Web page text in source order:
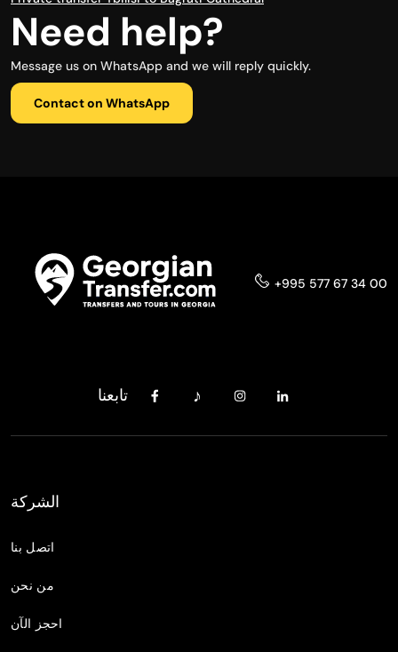
Need help?
Message us on WhatsApp and we will reply quickly.
Contact on WhatsApp
+995 577 67 34 00
تابعنا
الشركة
اتصل بنا
من نحن
احجز الآن